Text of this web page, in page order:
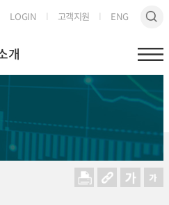
LOGIN 고객지원 ENG
개